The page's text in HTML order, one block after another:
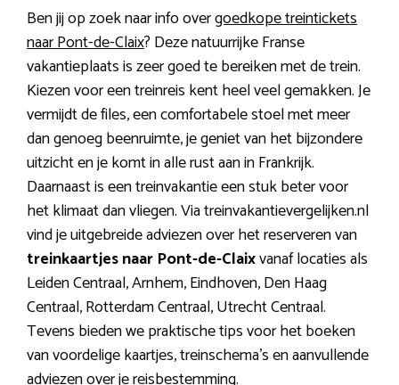
Ben jij op zoek naar info overgoedkope treintickets
naar Pont-de-Claix? Deze natuurrijke Franse
vakantieplaats is zeer goed te bereiken met de trein.
Kiezen voor een treinreis kent heel veel gemakken. Je
vermijdt de files, een comfortabele stoel met meer
dan genoeg beenruimte, je geniet van het bijzondere
uitzicht en je komt in alle rust aan in Frankrijk.
Daarnaast is een treinvakantie een stuk beter voor
het klimaat dan vliegen. Via treinvakantievergelijken.nl
vind je uitgebreide adviezen over het reserveren van
treinkaartjes naar Pont-de-Claixvanaf locaties als
Leiden Centraal, Arnhem, Eindhoven, Den Haag
Centraal, Rotterdam Centraal, Utrecht Centraal.
Tevens bieden we praktische tips voor het boeken
van voordelige kaartjes, treinschema’s en aanvullende
adviezen over je reisbestemming.